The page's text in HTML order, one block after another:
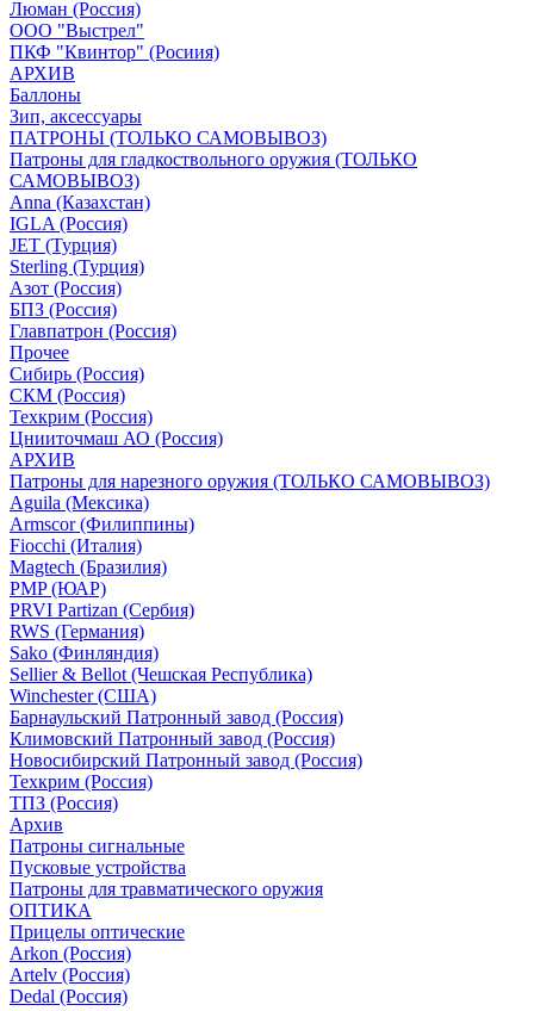
Люман (Россия)
ООО "Выстрел"
ПКФ "Квинтор" (Росиия)
АРХИВ
Баллоны
Зип, аксессуары
ПАТРОНЫ (ТОЛЬКО САМОВЫВОЗ)
Патроны для гладкоствольного оружия (ТОЛЬКО
САМОВЫВОЗ)
Anna (Казахстан)
IGLA (Россия)
JET (Турция)
Sterling (Турция)
Азот (Россия)
БПЗ (Россия)
Главпатрон (Россия)
Прочее
Сибирь (Россия)
СКМ (Россия)
Техкрим (Россия)
Цнииточмаш АО (Россия)
АРХИВ
Патроны для нарезного оружия (ТОЛЬКО САМОВЫВОЗ)
Aguila (Мексика)
Armscor (Филиппины)
Fiocchi (Италия)
Magtech (Бразилия)
PMP (ЮАР)
PRVI Partizan (Сербия)
RWS (Германия)
Sako (Финляндия)
Sellier & Bellot (Чешская Республика)
Winchester (США)
Барнаульский Патронный завод (Россия)
Климовский Патронный завод (Россия)
Новосибирский Патронный завод (Россия)
Техкрим (Россия)
ТПЗ (Россия)
Архив
Патроны сигнальные
Пусковые устройства
Патроны для травматического оружия
ОПТИКА
Прицелы оптические
Arkon (Россия)
Artelv (Россия)
Dedal (Россия)